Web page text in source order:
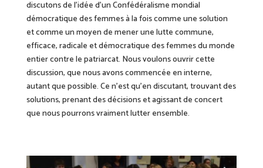
discutons de l’idée d’un Confédéralisme mondial
démocratique des femmes à la fois comme une solution
et comme un moyen de mener une lutte commune,
efficace, radicale et démocratique des femmes du monde
entier contre le patriarcat. Nous voulons ouvrir cette
discussion, que nous avons commencée en interne,
autant que possible.Ce n’est qu’en discutant, trouvant des
solutions, prenant des décisions et agissant de concert
que nouspourrons vraiment lutter ensemble.